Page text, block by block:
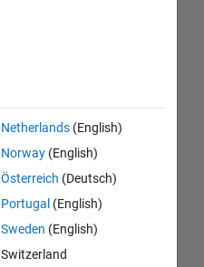
Netherlands(English)
Norway(English)
Österreich (Deutsch)
Portugal (English)
Sweden (English)
Switzerland